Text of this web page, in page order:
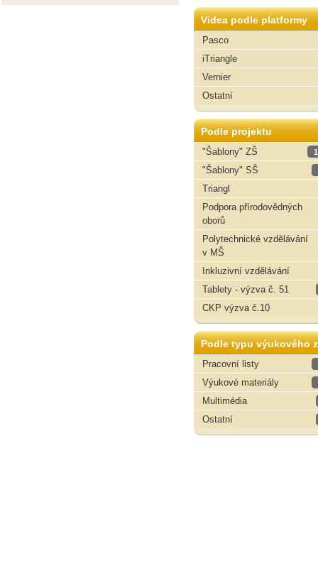
Videa podle platformy
Pasco
iTriangle
Vernier
Ostatní
Podle projektu
"Šablony" ZŠ
"Šablony" SŠ
Triangl
Podpora přírodovědných
oborů
Polytechnické vzdělávání
v MŠ
Inkluzivní vzdělávání
Tablety - výzva č. 51
CKP výzva č.10
Podle typu výukového
Pracovní listy
Výukové materiály
Multimédia
Ostatní